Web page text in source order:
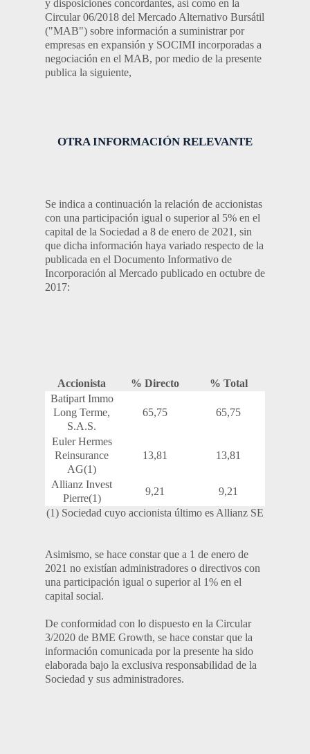
y disposiciones concordantes, así como en la
Circular 06/2018 del Mercado Alternativo Bursátil
("MAB") sobre información a suministrar por
empresas en expansión y SOCIMI incorporadas a
negociación en el MAB, por medio de la presente
publica la siguiente,
OTRA INFORMACIÓN RELEVANTE
Se indica a continuación la relación de accionistas
con una participación igual o superior al 5% en el
capital de la Sociedad a 8 de enero de 2021, sin
que dicha información haya variado respecto de la
publicada en el Documento Informativo de
Incorporación al Mercado publicado en octubre de
2017:
Accionista % Directo
% Total
Batipart Immo
Long Terme,
S.A.S.
65,75 65,75
Euler Hermes
Reinsurance
AG(1)
13,81 13,81
Allianz Invest
Pierre(1)
9,21
9,21
(1) Sociedad cuyo accionista último es Allianz SE
Asimismo, se hace constar que a 1 de enero de
2021 no existían administradores o directivos con
una participación igual o superior al 1% en el
capital social.
De conformidad con lo dispuesto en la Circular
3/2020 de BME Growth, se hace constar que la
información comunicada por la presente ha sido
elaborada bajo la exclusiva responsabilidad de la
Sociedad y sus administradores.